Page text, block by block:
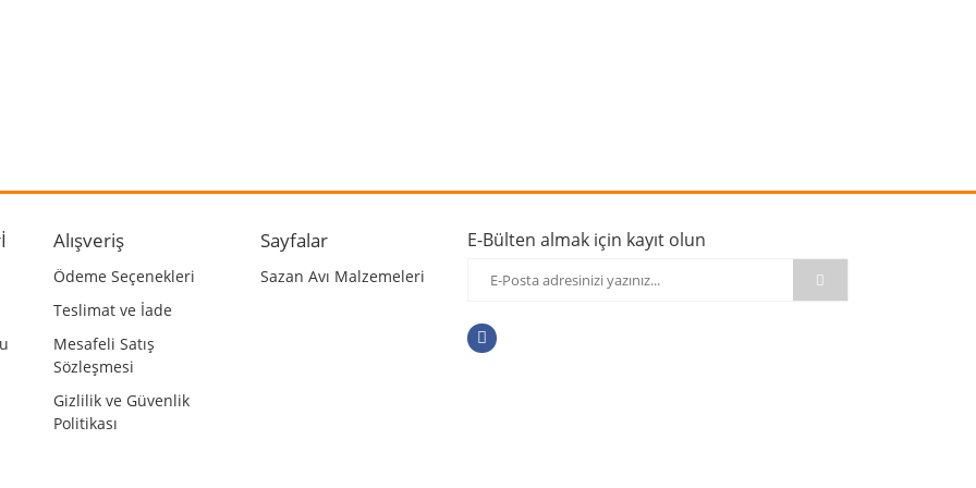
diğer konularda yetersiz gördüğünüz noktaları öneri formunu kullanarak tarafımıza iletebilirsiniz.
Alışveriş
Ödeme Seçenekleri
Teslimat ve İade
Mesafeli Satış
Sözleşmesi
Gizlilik ve Güvenlik
Politikası
Sayfalar
Sazan Avı Malzemeleri
E-Bülten almak için kayıt olun